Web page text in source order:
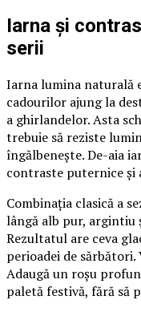
Iarna și
serii
Iarna lumina naturală
cadourilor ajung la
a ghirlandelor. Asta
trebuie să reziste
îngălbenește. De-aia
contraste puternice și
Combinația clasică a
lângă alb pur, argintiu
Rezultatul are ceva
perioadei de
Adaugă un roșu
paletă festivă, fără să